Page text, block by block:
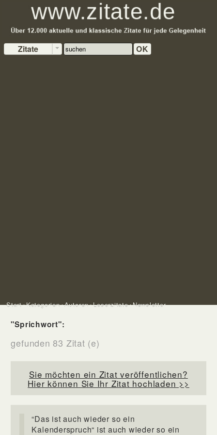
Zitate OK
Start Kategorien Autoren Leserzitate Newsletter
"Sprichwort":
gefunden 83 Zitat (e)
Sie möchten ein Zitat veröffentlichen?
Hier können Sie Ihr Zitat hochladen >>
“Das ist auch wieder so ein
Kalenderspruch“ ist auch wieder so ein